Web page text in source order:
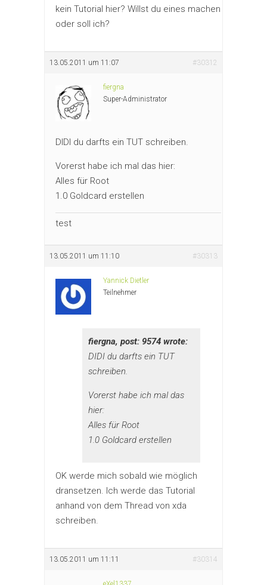
kein Tutorial hier? Willst du eines machen
oder soll ich?
13.05.2011 um 11:07 #30312
fiergna
Super-Administrator
DIDI du darfts ein TUT schreiben.
Vorerst habe ich mal das hier:
Alles für Root
1.0 Goldcard erstellen
test
13.05.2011 um 11:10 #30313
Yannick Dietler
Teilnehmer
fiergna, post: 9574 wrote:
DIDI du darfts ein TUT
schreiben.
Vorerst habe ich mal das
hier:
Alles für Root
1.0 Goldcard erstellen
OK werde mich sobald wie möglich
dransetzen. Ich werde das Tutorial
anhand von dem Thread von xda
schreiben.
13.05.2011 um 11:11 #30314